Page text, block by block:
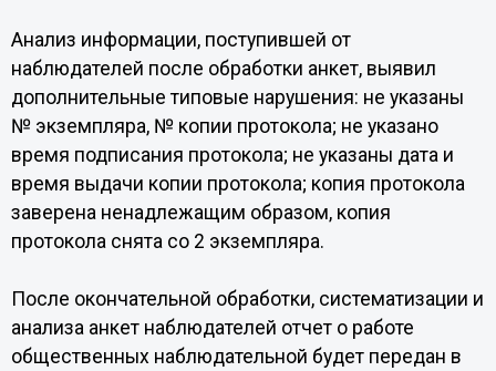
Анализ информации, поступившей от
наблюдателей после обработки анкет, выявил
дополнительные типовые нарушения: не указаны
№ экземпляра, № копии протокола; не указано
время подписания протокола; не указаны дата и
время выдачи копии протокола; копия протокола
заверена ненадлежащим образом, копия
протокола снята со 2 экземпляра.
После окончательной обработки, систематизации и
анализа анкет наблюдателей отчет о работе
общественных наблюдательной будет передан в